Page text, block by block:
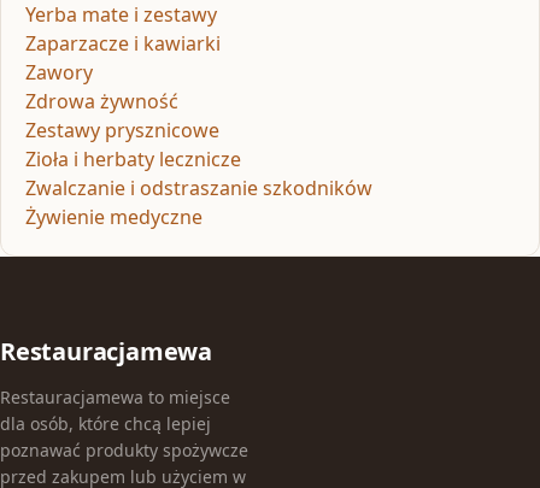
Yerba mate i zestawy
Zaparzacze i kawiarki
Zawory
Zdrowa żywność
Zestawy prysznicowe
Zioła i herbaty lecznicze
Zwalczanie i odstraszanie szkodników
Żywienie medyczne
Restauracjamewa
Restauracjamewa to miejsce
dla osób, które chcą lepiej
poznawać produkty spożywcze
przed zakupem lub użyciem w